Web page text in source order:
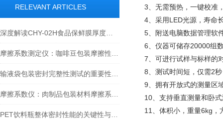
RELEVANT ARTICLES
3、无需预热，一键校准
4、采用LED光源，寿命
5、附送电脑数据管理软
6、仪器可储存20000组
7、可进行试样与标样的
8、测试时间短，仅需2秒
9、拥有开放式的测量区
10、支持垂直测量和卧
11、体积小，重量6kg，